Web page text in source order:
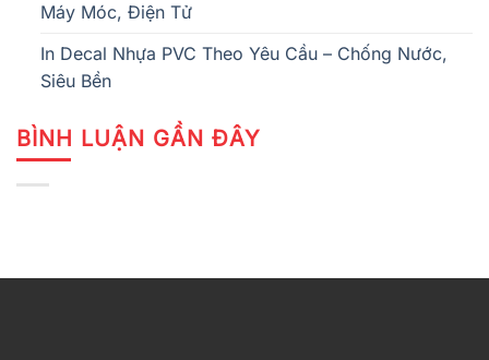
Máy Móc, Điện Tử
In Decal Nhựa PVC Theo Yêu Cầu – Chống Nước,
Siêu Bền
BÌNH LUẬN GẦN ĐÂY